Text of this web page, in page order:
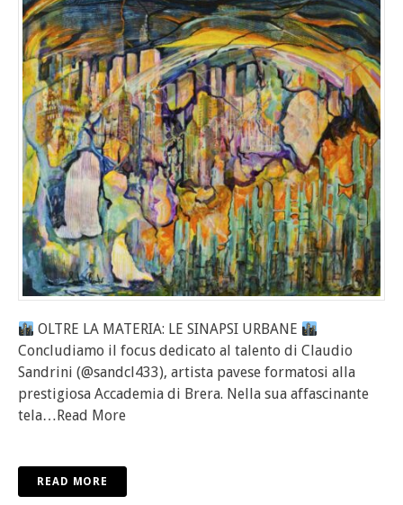
OLTRE LA MATERIA: LE SINAPSI URBANE
Concludiamo il focus dedicato al talento di Claudio
Sandrini (@sandcl433), artista pavese formatosi alla
prestigiosa Accademia di Brera. Nella sua affascinante
tela…Read More
READ MORE